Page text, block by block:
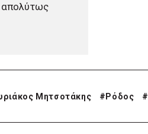
απολύτως
Μητσοτάκης # Ρόδος #